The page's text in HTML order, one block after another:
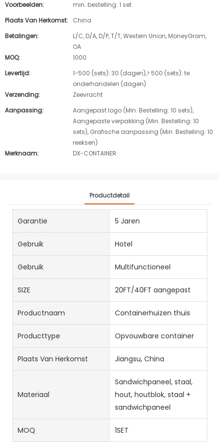
Voorbeelden:
min. bestelling: 1 set
Plaats Van Herkomst:
China
Betalingen:
L/C, D/A, D/P, T/T, Western Union, MoneyGram,
OA
MOQ:
1000
Levertijd:
1-500 (sets): 30 (dagen),> 500 (sets): te
onderhandelen (dagen)
Verzending:
Zeevracht
Aanpassing:
Aangepast logo (Min. Bestelling: 10 sets),
Aangepaste verpakking (Min. Bestelling: 10
sets), Grafische aanpassing (Min. Bestelling: 10
reeksen)
Merknaam:
DX-CONTAINER
Productdetail
Garantie 5 Jaren
Gebruik Hotel
Gebruik Multifunctioneel
SIZE 20FT/40FT aangepast
Productnaam Containerhuizen thuis
Producttype Opvouwbare container
Plaats Van Herkomst Jiangsu, China
Materiaal
Sandwichpaneel, staal,
hout, houtblok, staal +
sandwichpaneel
MOQ 1SET